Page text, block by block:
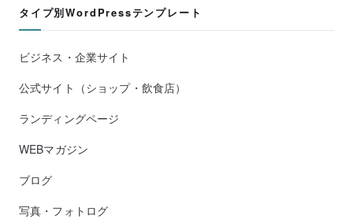
タイプ別WordPressテンプレート
ビジネス・企業サイト
公式サイト（ショップ・飲食店）
ランディングページ
WEBマガジン
ブログ
写真・フォトログ